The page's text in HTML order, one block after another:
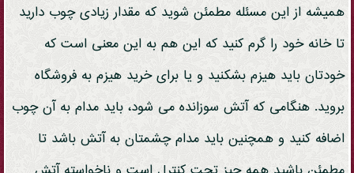
همیشه از این مسئله مطمئن شوید که مقدار زیادی چوب دارید
تا خانه خود را گرم کنید که این هم به این معنی است که
خودتان باید هیزم بشکنید و یا برای خرید هیزم به فروشگاه
بروید. هنگامی که آتش سوزانده می شود، باید مدام به آن چوب
اضافه کنید و همچنین باید مدام چشمتان به آتش باشد تا